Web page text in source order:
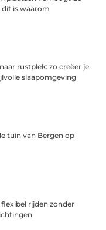
is waarom
rustplek: zo creëer je
slaapomgeving
tuin van Bergen op
rijden zonder